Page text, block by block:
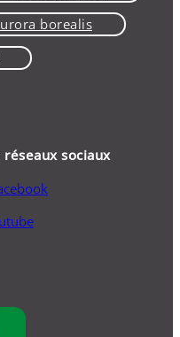
borealis
réseaux sociaux